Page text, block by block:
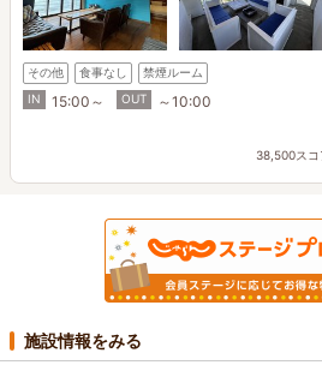
その他 食事なし
禁煙ルーム
IN
15:00～ OUT ～10:00
38,500スコ
施設情報をみる